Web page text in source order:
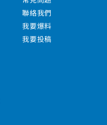
聯絡我們
我要爆料
我要投稿